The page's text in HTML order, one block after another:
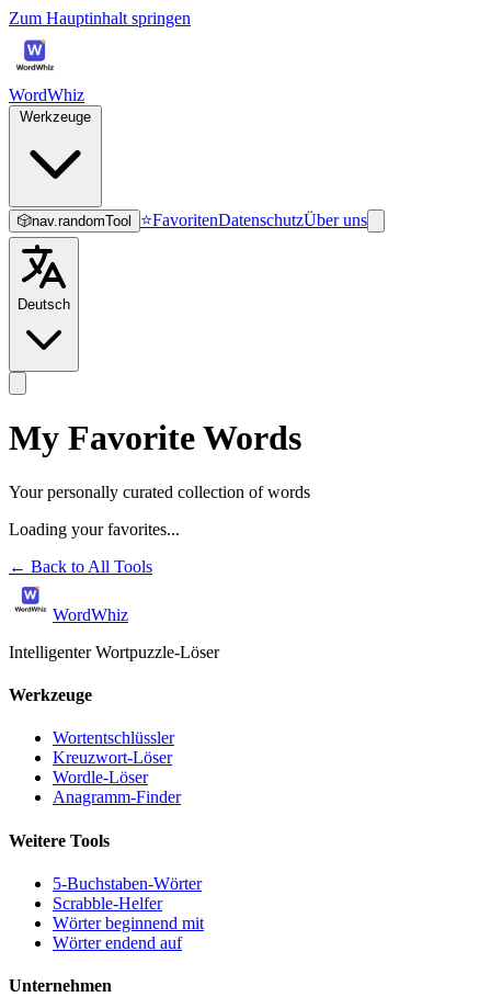
Zum Hauptinhalt springen
WordWhiz
🎲nav.randomTool ⭐FavoritenDatenschutzÜber uns
Deutsch
My Favorite Words
Your personally curated collection of words
Loading your favorites...
← Back to All Tools
WordWhiz
Intelligenter Wortpuzzle-Löser
Werkzeuge
Wortentschlüssler
Kreuzwort-Löser
Wordle-Löser
Anagramm-Finder
Weitere Tools
5-Buchstaben-Wörter
Scrabble-Helfer
Wörter beginnend mit
Wörter endend auf
Unternehmen